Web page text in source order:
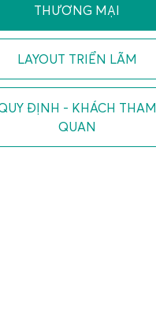
THƯƠNG MẠI
LAYOUT TRIỂN LÃM
ĐỊNH - KHÁCH THAM
QUAN